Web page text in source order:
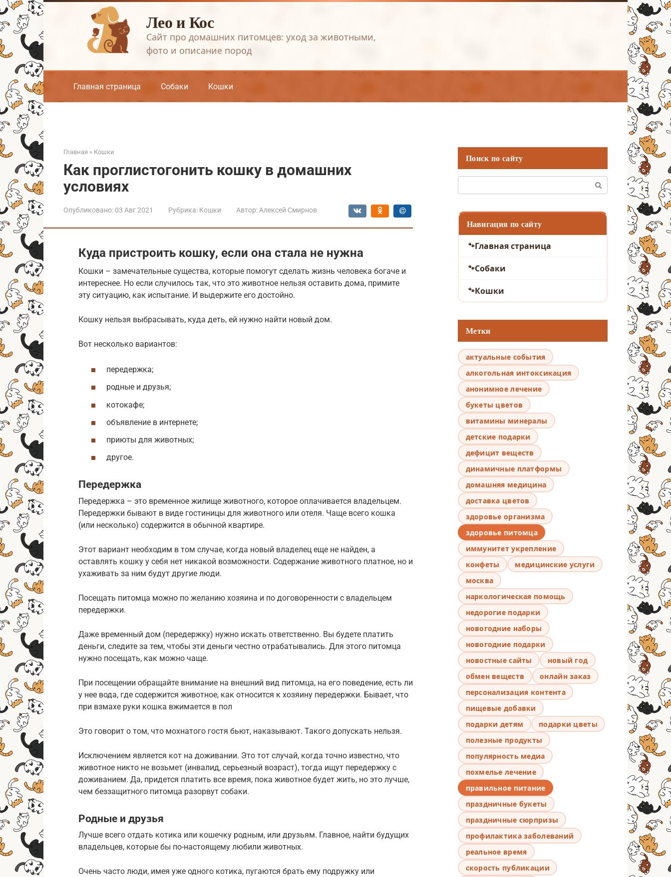
Перейти
к
контенту
Лео и Кос
Сайт про домашних питомцев: уход за животными,
фото и описание пород
Главная страница Собаки Кошки
Главная » Кошки
Как проглистогонить кошку в домашних
условиях
Опубликовано: 03 Авг 2021 Рубрика: Кошки Автор: Алексей Смирнов
Куда пристроить кошку, если она стала не нужна
Кошки – замечательные существа, которые помогут сделать жизнь человека богаче и
интереснее. Но если случилось так, что это животное нельзя оставить дома, примите
эту ситуацию, как испытание. И выдержите его достойно.
Кошку нельзя выбрасывать, куда деть, ей нужно найти новый дом.
Вот несколько вариантов:
передержка;
родные и друзья;
котокафе;
объявление в интернете;
приюты для животных;
другое.
Передержка
Передержка – это временное жилище животного, которое оплачивается владельцем.
Передержки бывают в виде гостиницы для животного или отеля. Чаще всего кошка
(или несколько) содержится в обычной квартире.
Этот вариант необходим в том случае, когда новый владелец еще не найден, а
оставлять кошку у себя нет никакой возможности. Содержание животного платное, но и
ухаживать за ним будут другие люди.
Посещать питомца можно по желанию хозяина и по договоренности с владельцем
передержки.
Даже временный дом (передержку) нужно искать ответственно. Вы будете платить
деньги, следите за тем, чтобы эти деньги честно отрабатывались. Для этого питомца
нужно посещать, как можно чаще.
При посещении обращайте внимание на внешний вид питомца, на его поведение, есть ли
у нее вода, где содержится животное, как относится к хозяину передержки. Бывает, что
при взмахе руки кошка вжимается в пол
Это говорит о том, что мохнатого гостя бьют, наказывают. Такого допускать нельзя.
Исключением является кот на доживании. Это тот случай, когда точно известно, что
животное никто не возьмет (инвалид, серьезный возраст), тогда ищут передержку с
доживанием. Да, придется платить все время, пока животное будет жить, но это лучше,
чем беззащитного питомца разорвут собаки.
Родные и друзья
Лучше всего отдать котика или кошечку родным, или друзьям. Главное, найти будущих
владельцев, которые бы по-настоящему любили животных.
Очень часто люди, имея уже одного котика, пугаются брать ему подружку или
Поиск по сайту
Навигация по сайту
Главная страница
Собаки
Кошки
Метки
актуальные события
алкогольная интоксикация
анонимное лечение
букеты цветов
витамины минералы
детские подарки
дефицит веществ
динамичные платформы
домашняя медицина
доставка цветов
здоровье организма
здоровье питомца
иммунитет укрепление
конфеты
медицинские услуги
москва
наркологическая помощь
недорогие подарки
новогодние наборы
новогодние подарки
новостные сайты
новый год
обмен веществ
онлайн заказ
персонализация контента
пищевые добавки
подарки детям
подарки цветы
полезные продукты
популярность медиа
похмелье лечение
правильное питание
праздничные букеты
праздничные сюрпризы
профилактика заболеваний
реальное время
скорость публикации